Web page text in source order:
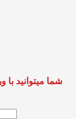
شما میتوانید